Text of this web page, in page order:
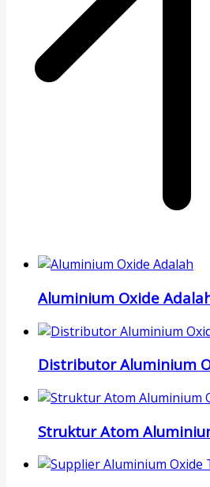
Aluminium Oxide
Distributor Aluminium
Struktur Atom